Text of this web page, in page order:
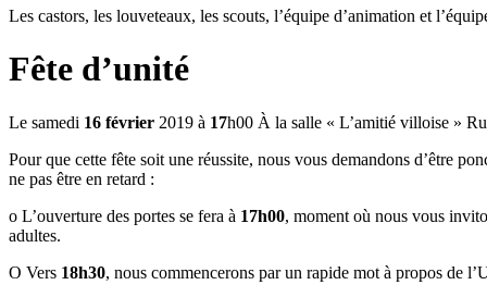
Les castors, les louveteaux, les scouts, l’équipe d’animation et
Fête d’unité
Le samedi 16 février 2019 à 17h00 À la salle « L’amitié villoise »
Pour que cette fête soit une réussite, nous vous demandons d’être
ne pas être en retard :
o L’ouverture des portes se fera à 17h00, moment où nous vous
adultes.
O Vers 18h30, nous commencerons par un rapide mot à propos de